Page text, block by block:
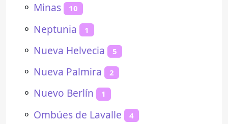
⚬ Minas 10
⚬ Neptunia 1
⚬ Nueva Helvecia 5
⚬ Nueva Palmira 2
⚬ Nuevo Berlín 1
⚬ Ombúes de Lavalle 4